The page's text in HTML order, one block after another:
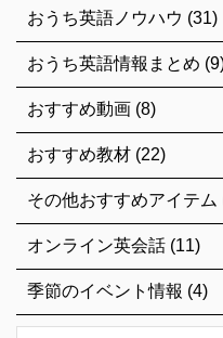
おうち英語ノウハウ (31)
おうち英語情報まとめ
おすすめ動画 (8)
おすすめ教材 (22)
その他おすすめアイテム
オンライン英会話 (11)
季節のイベント情報 (4)